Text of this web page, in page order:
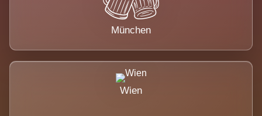
München
Wien